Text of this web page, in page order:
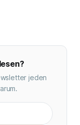
jeden